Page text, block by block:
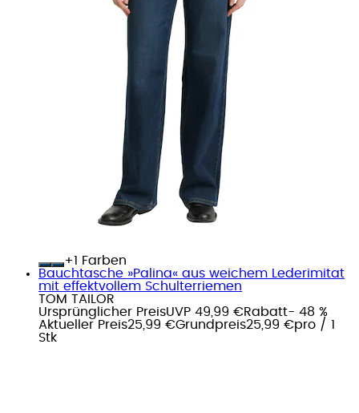
+
Farben
Bauchtasche »Palina« aus weichem Lederimitat
mit effektvollem Schulterriemen
TOM TAILOR
Ursprünglicher PreisUVP 49,99 €Rabatt- 48 %
Aktueller Preis25,99 €Grundpreis25,99 €pro / 1
Stk